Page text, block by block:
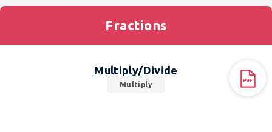
Fractions
Multiply/Divide
Multiply